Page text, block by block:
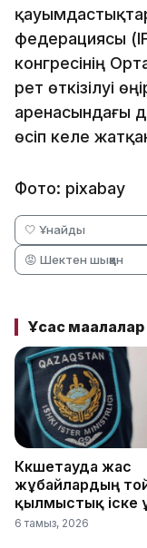
федерациясы
конгресінің
рет өткізілуі
аренасындағы
өсіп келе
Фото: pixabay
🤍 Ұнайды
😡 Шектен шыққан
Ұқсас мақалалар
Көкшетауда жас
жұбайлардың
қылмыстық іске
6 тамыз, 2026